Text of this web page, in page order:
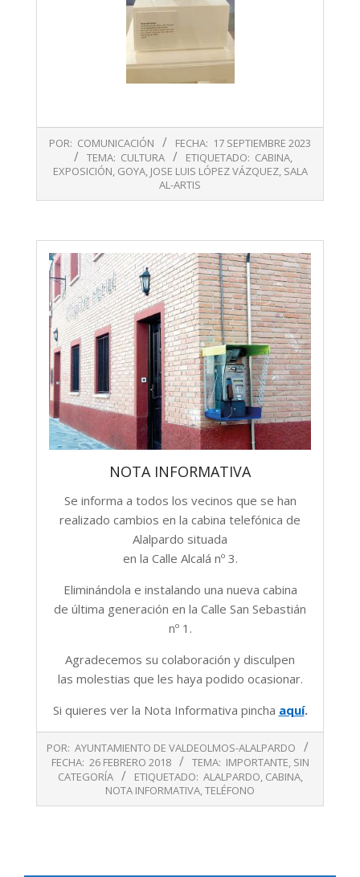
09-
POR: COMUNICACIÓN FECHA: 17 SEPTIEMBRE 2023
TEMA: CULTURA ETIQUETADO: CABINA,
EXPOSICIÓN GOYA, JOSE LUIS LÓPEZ VÁZQUEZ, SALA
AL-ARTIS
NOTA INFORMATIVA
Se informa a todos los vecinos que se han
realizado cambios en la cabina telefónica de
Alalpardo situada
en la Calle Alcalá nº 3.
Eliminándola e instalando una nueva cabina
de última generación en la Calle San Sebastián
nº 1.
Agradecemos su colaboración y disculpen
las molestias que les haya podido ocasionar.
Si quieres ver la Nota Informativa pincha aquí.
02-
POR: AYUNTAMIENTO DE VALDEOLMOS-ALALPARDO
FECHA: 26 FEBRERO 2018 TEMA: IMPORTANTE SIN
CATEGORÍA
ETIQUETADO: ALALPARDO CABINA,
NOTA INFORMATIVA TELÉFONO